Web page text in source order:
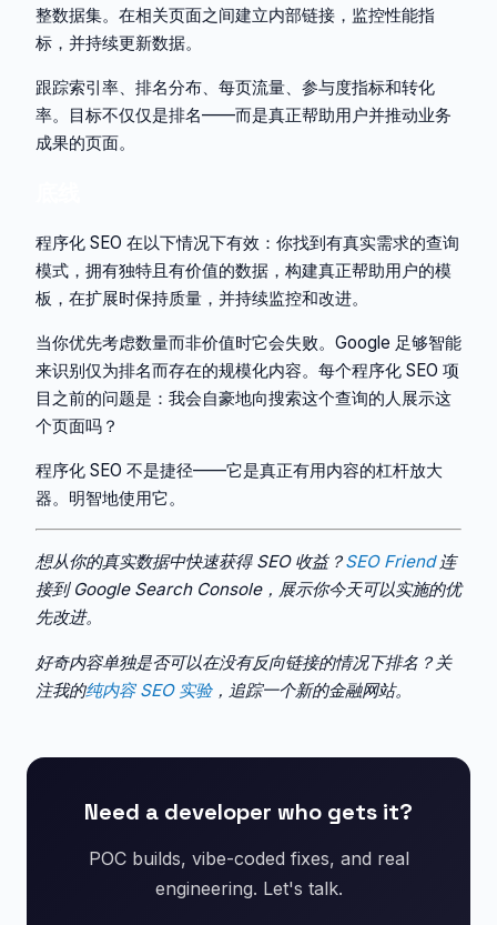
整数据集。在相关页面之间建立内部链接，监控性能指
标，并持续更新数据。
跟踪索引率、排名分布、每页流量、参与度指标和转化
率。目标不仅仅是排名——而是真正帮助用户并推动业务
成果的页面。
程序化 SEO 在以下情况下有效：你找到有真实需求的查询
模式，拥有独特且有价值的数据，构建真正帮助用户的模
板，在扩展时保持质量，并持续监控和改进。
当你优先考虑数量而非价值时它会失败。Google 足够智能
来识别仅为排名而存在的规模化内容。每个程序化 SEO 项
目之前的问题是：我会自豪地向搜索这个查询的人展示这
个页面吗？
程序化 SEO 不是捷径——它是真正有用内容的杠杆放大
器。明智地使用它。
想从你的真实数据中快速获得 SEO 收益？SEO Friend连
接到 Google Search Console，展示你今天可以实施的优
先改进。
好奇内容单独是否可以在没有反向链接的情况下排名？关
注我的纯内容 SEO 实验，追踪一个新的金融网站。
Need a developer who gets it?
POC builds, vibe-coded fixes, and real
engineering. Let's talk.